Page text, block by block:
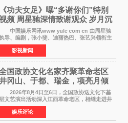
《功夫女足》曝“多谢你们”特别
频 周星驰深情致谢观众 岁月沉
淀不灭初心
中国娱乐网讯www yule com cn 由周星驰
导、编剧，张小斐、迪丽热巴、张艺兴领衔主
，刘嘉玲、佐藤健特别出演，艾米、雪野、蔡
思贝、胡予安、倪好特别介绍的喜剧电影《功夫
足》释出多谢你
影视新闻
国政协文化名家齐聚革命老区
冈山、于都、瑞金，项亮月倾
情献唱《桃花谣》致敬红色沃土
2026年8月4日至6日，全国政协送文化下基
层文艺演出活动深入江西革命老区，相继走进井
山、于都长征出发地、瑞金三地。由全国政协
文化文史和学习委员会副主任、甘肃省政协原主
欧阳坚率团，一
娱乐评论